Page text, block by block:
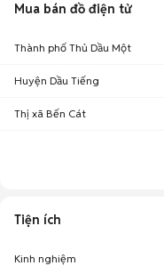
Mua bán đồ điện tử
Thành phố Thủ Dầu Một
Huyện Dầu Tiếng
Thị xã Bến Cát
Tiện ích
Kinh nghiệm